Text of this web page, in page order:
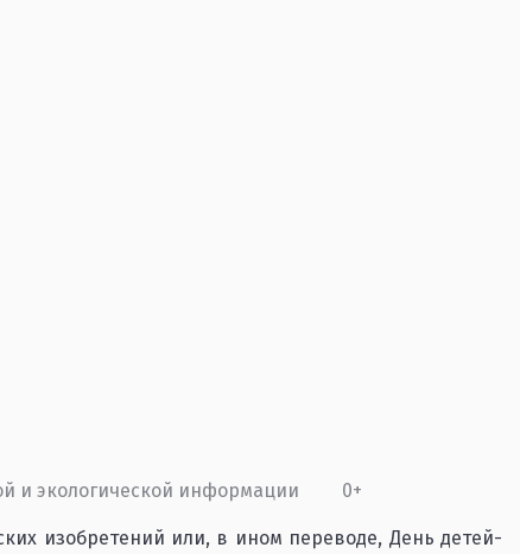
и экологической информации 0+
изобретений или, в ином переводе, День детей-